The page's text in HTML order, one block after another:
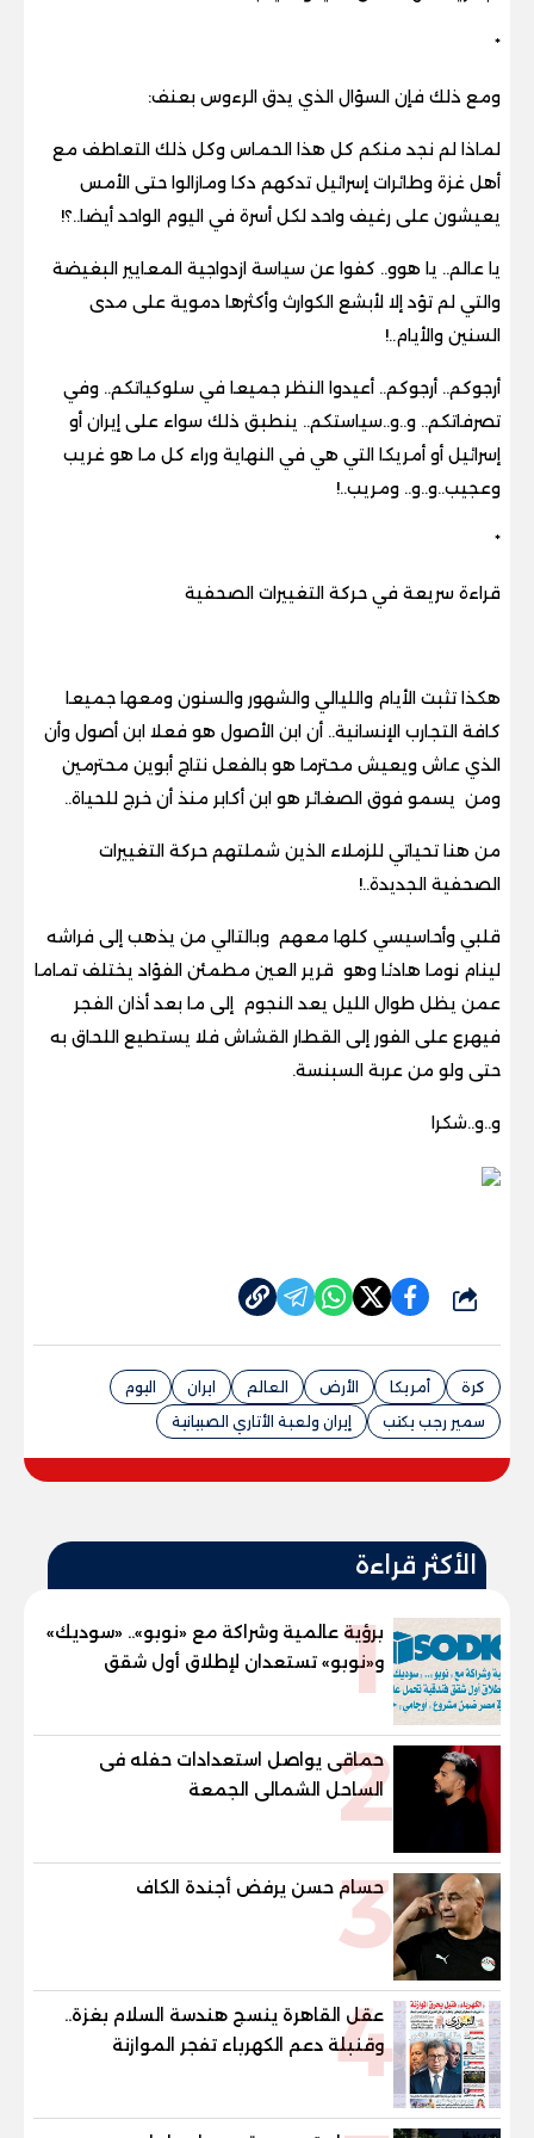
*
ومع ذلك فإن السؤال الذي يدق الرءوس بعنف:
لماذا لم نجد منكم كل هذا الحماس وكل ذلك التعاطف مع
أهل غزة وطائرات إسرائيل تدكهم دكا ومازالوا حتى الأمس
يعيشون على رغيف واحد لكل أسرة في اليوم الواحد أيضا..؟!
يا عالم.. يا هوو.. كفوا عن سياسة ازدواجية المعايير البغيضة
والتي لم تؤد إلا لأبشع الكوارث وأكثرها دموية على مدى
السنين والأيام..!
أرجوكم.. أرجوكم.. أعيدوا النظر جميعا في سلوكياتكم.. وفي
تصرفاتكم.. و..و..سياستكم.. ينطبق ذلك سواء على إيران أو
إسرائيل أو أمريكا التي هي في النهاية وراء كل ما هو غريب
وعجيب..و..و.. ومريب..!
*
قراءة سريعة في حركة التغييرات الصحفية
هكذا تثبت الأيام والليالي والشهور والسنون ومعها جميعا
كافة التجارب الإنسانية.. أن ابن الأصول هو فعلا ابن أصول وأن
الذي عاش ويعيش محترما هو بالفعل نتاج أبوين محترمين
ومن يسمو فوق الصغائر هو ابن أكابر منذ أن خرج للحياة..
من هنا تحياتي للزملاء الذين شملتهم حركة التغييرات
الصحفية الجديدة..!
قلبي وأحاسيسي كلها معهم وبالتالي من يذهب إلى فراشه
لينام نوما هادئا وهو قرير العين مطمئن الفؤاد يختلف تماما
عمن يظل طوال الليل يعد النجوم إلى ما بعد أذان الفجر
فيهرع على الفور إلى القطار القشاش فلا يستطيع اللحاق به
حتى ولو من عربة السبنسة.
و..و..شكرا
شارك
كرة أمريكا الأرض العالم ايران
اليوم
سمير رجب يكتب
إيران ولعبة الأتاري الصبيانية
الأكثر قراءة
1
برؤية عالمية وشراكة مع «نوبو».. «سوديك»
و«نوبو» تستعدان لإطلاق أول شقق
فندقية تحمل علامة "نوبو" العالمية في
2
حماقى يواصل استعدادات حفله فى
الساحل الشمالى الجمعة
3
حسام حسن يرفض أجندة الكاف
4
عقل القاهرة ينسج هندسة السلام بغزة..
وقنبلة دعم الكهرباء تفجر الموازنة